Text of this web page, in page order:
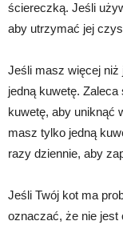
ściereczką. Jeśli
aby utrzymać jej
Jeśli masz więcej niż
jedną kuwetę. Zaleca
kuwetę, aby uniknąć
masz tylko jedną
razy dziennie, aby
Jeśli Twój kot ma
oznaczać, że nie